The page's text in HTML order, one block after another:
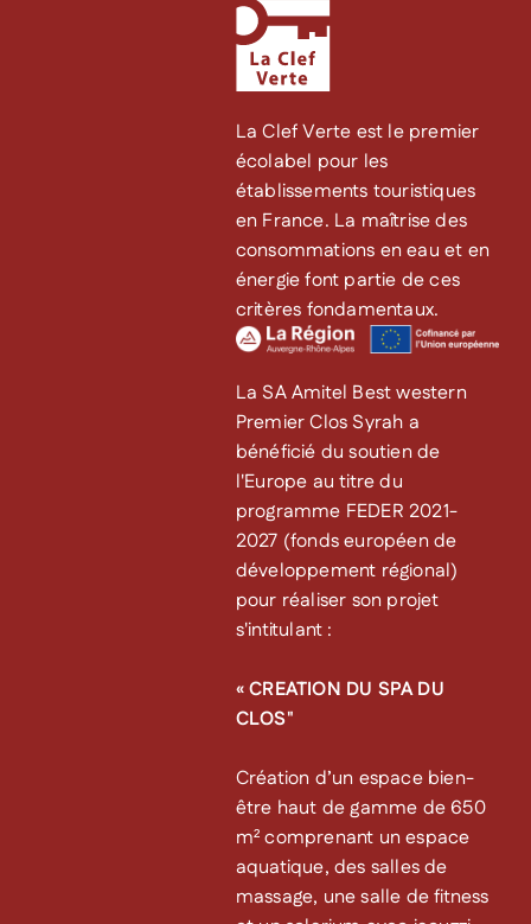
La Clef Verte est le premier
écolabel pour les
établissements touristiques
en France. La maîtrise des
consommations en eau et en
énergie font partie de ces
critères fondamentaux.
La SA Amitel Best western
Premier Clos Syrah a
bénéficié du soutien de
l'Europe au titre du
programme FEDER 2021-
2027 (fonds européen de
développement régional)
pour réaliser son projet
s'intitulant :
« CREATION DU SPA DU
CLOS"
Création d’un espace bien-
être haut de gamme de 650
m² comprenant un espace
aquatique, des salles de
massage, une salle de fitness